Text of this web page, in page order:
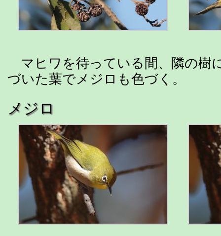
マヒワを待っている間、隣の樹
づいた葉でメジロも色づく。
メジロ